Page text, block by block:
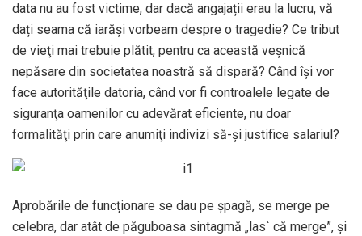
data nu au fost victime, dar dacă angajații erau la lucru, vă
dați seama că iarăși vorbeam despre o tragedie? Ce tribut
de vieţi mai trebuie plătit, pentru ca această veşnică
nepăsare din societatea noastră să dispară? Când îşi vor
face autorităţile datoria, când vor fi controalele legate de
siguranţa oamenilor cu adevărat eficiente, nu doar
formalităţi prin care anumiţi indivizi să-şi justifice salariul?
Aprobările de funcționare se dau pe șpagă, se merge pe
celebra, dar atât de păguboasa sintagmă „las` că merge”, și